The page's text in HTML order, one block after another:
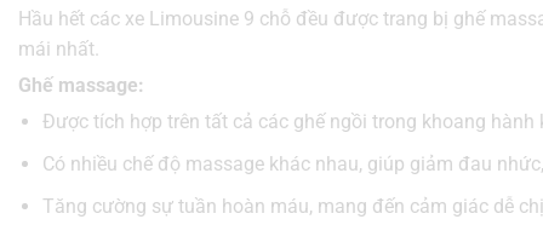
Hầu hết các xe Limousine 9 chỗ đều được trang bị ghế
mái nhất.
Ghế massage:
Được tích hợp trên tất cả các ghế ngồi trong khoang hành
Có nhiều chế độ massage khác nhau, giúp giảm đau
Tăng cường sự tuần hoàn máu, mang đến cảm giác dễ